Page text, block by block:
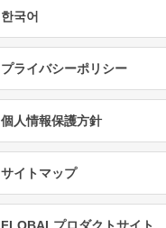
한국어
プライバシーポリシー
個人情報保護方針
サイトマップ